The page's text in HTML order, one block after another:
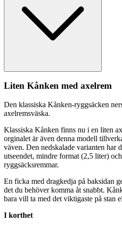
Liten Kånken med axelrem
Den klassiska Kånken-ryggsäcken
axelremsväska.
Klassiska Kånken finns nu i en liten
orginalet är även denna modell
väven. Den nedskalade varianten har
utseendet, mindre format (2,5 liter)
ryggsäcksremmar.
En ficka med dragkedja på baksidan
det du behöver komma åt snabbt.
bara vill ta med det viktigaste på stan
I korthet